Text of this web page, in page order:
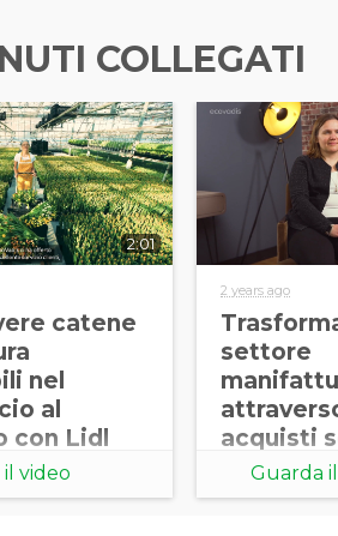
COLLEGATI
2:01
catene
nel
al
con Lidl
video
2 years ago
settore
acquisti
con
Guarda